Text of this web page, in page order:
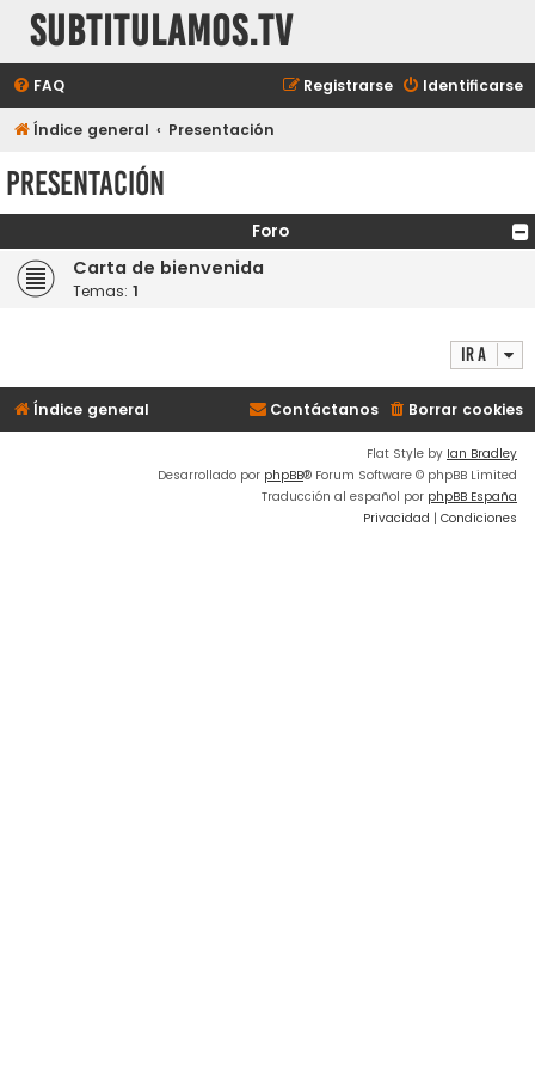
subtitulamos.tv
FAQ Identificarse
Registrarse
Índice general Presentación
Presentación
Foro
Carta de bienvenida
Temas: 1
Ir a
Índice general Borrar cookies
Contáctanos
Flat Style by Ian Bradley
Desarrollado por phpBB® Forum Software © phpBB Limited
Traducción al español por phpBB España
Privacidad | Condiciones